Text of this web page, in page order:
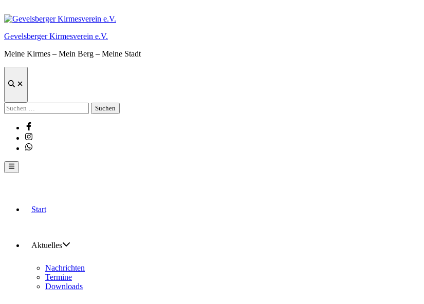
Inhalt
Gevelsberger Kirmesverein e.V.
Meine Kirmes – Mein Berg – Meine Stadt
Suche
Suchen
nach:
Facebook
Instagram
Whatsapp
Hauptmenü
Start
Aktuelles
Nachrichten
Termine
Downloads